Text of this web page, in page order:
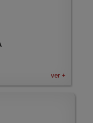
ver +